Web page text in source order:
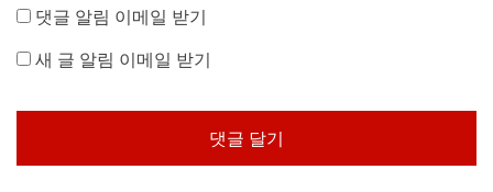
댓글 알림 이메일 받기
새 글 알림 이메일 받기